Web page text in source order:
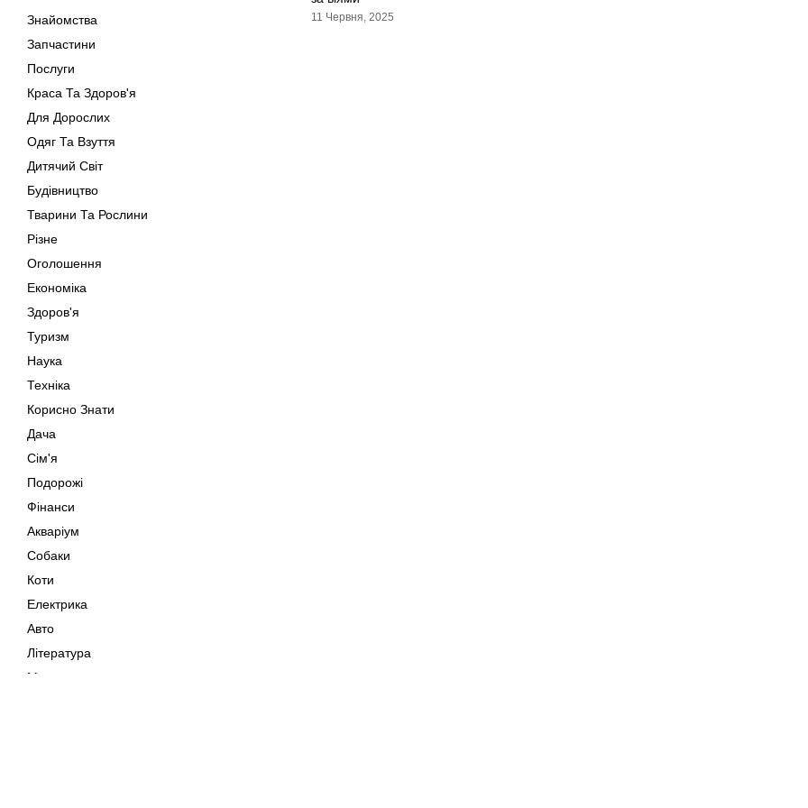
Знайомства
Запчастини
Послуги
Краса Та Здоров'я
Для Дорослих
Одяг Та Взуття
Дитячий Світ
Будівництво
Тварини Та Рослини
Різне
Оголошення
Економіка
Здоров'я
Туризм
Наука
Техніка
Корисно Знати
Дача
Сім'я
Подорожі
Фінанси
Акваріум
Собаки
Коти
Електрика
Авто
Література
Музика
11 Червня, 2025